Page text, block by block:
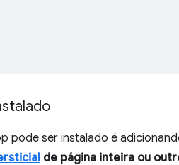
pode ser instalado é
de página inteira ou